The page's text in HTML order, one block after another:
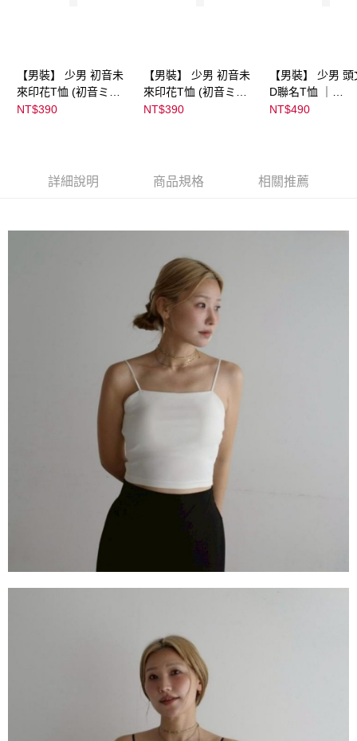
【男裝】 少男 初音未
來印花T恤 (初音ミク)
｜
NT$390
【男裝】 少男 初音未
來印花T恤 (初音ミク)
｜
NT$390
【男裝】 少男
D聯名T恤 ｜
NT$490
詳細說明 商品規格 相關推薦